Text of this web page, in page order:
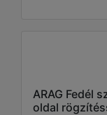
ARAG Fedél
oldal